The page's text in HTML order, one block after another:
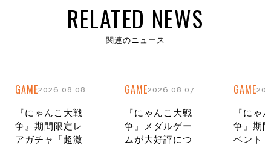
RELATED NEWS
関連のニュース
GAME2026.08.08
『にゃんこ大戦
争』期間限定レ
アガチャ「超激
GAME2026.08.07
『にゃんこ大戦
争』メダルゲー
ムが大好評につ
GAME
『にゃ
争』期
ベント